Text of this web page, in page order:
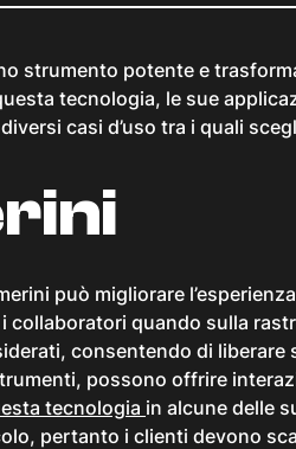
strumento potente e
tecnologia, le sue
casi d’uso tra i quali
può migliorare
collaboratori quando sulla
consentendo di liberare
possono offrire
tecnologia in alcune delle
pertanto i clienti devono